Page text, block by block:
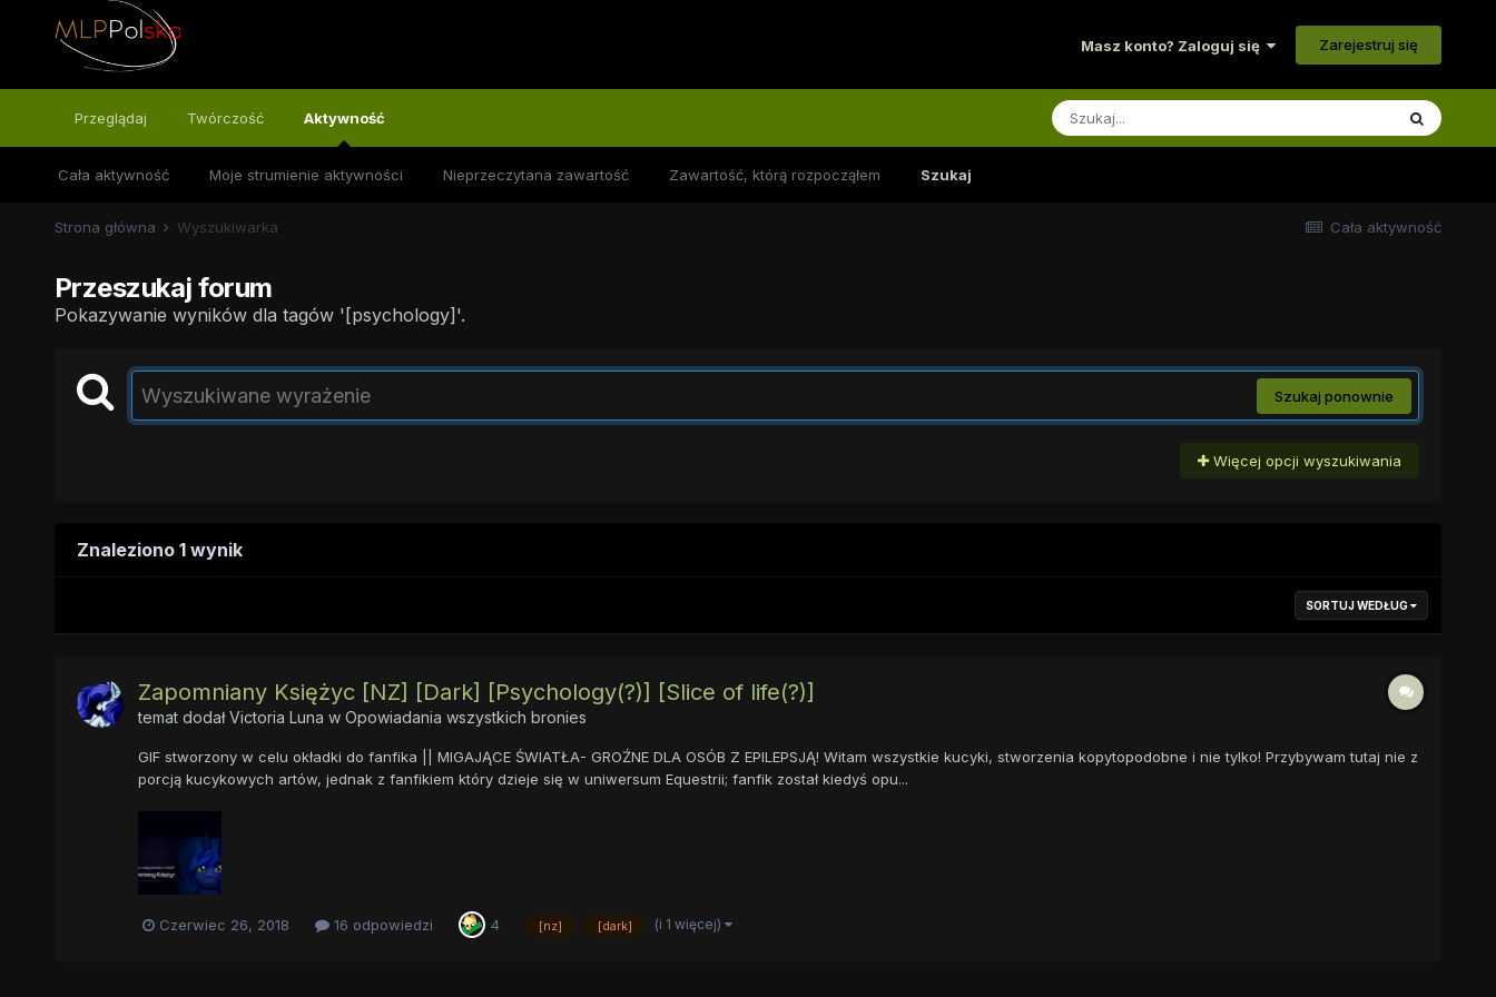
Masz konto? Zaloguj się Zarejestruj się
Przeglądaj Twórczość Aktywność
Cała aktywność Moje strumienie aktywności Nieprzeczytana zawartość Zawartość, którą rozpocząłem Szukaj
Cała aktywność
Strona główna Wyszukiwarka
Przeszukaj forum
Pokazywanie wyników dla tagów '[psychology]'.
Szukaj ponownie
Więcej opcji wyszukiwania
Znaleziono 1 wynik
SORTUJ WEDŁUG
Zapomniany Księżyc [NZ] [Dark] [Psychology(?)] [Slice of life(?)]
temat dodałVictoria Luna w Opowiadania wszystkich bronies
GIF stworzony w celu okładki do fanfika || MIGAJĄCE ŚWIATŁA- GROŹNE DLA OSÓB Z EPILEPSJĄ! Witam wszystkie kucyki, stworzenia kopytopodobne i nie tylko! Przybywam tutaj nie z
porcją kucykowych artów, jednak z fanfikiem który dzieje się w uniwersum Equestrii; fanfik został kiedyś opu...
Czerwiec 26, 2018 16 odpowiedzi 4 [nz] [dark] (i 1 więcej)